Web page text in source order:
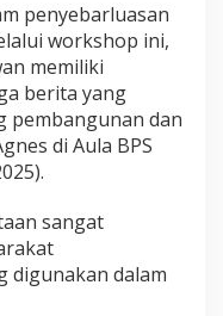
penyebarluasan
workshop ini,
memiliki
berita yang
pembangunan dan
di Aula BPS
sangat
digunakan dalam